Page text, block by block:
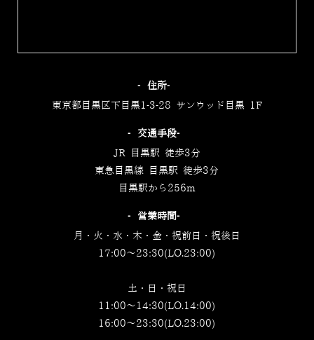
‐住所‐
東京都目黒区下目黒1-3-28 サンウッド目黒 1F
‐交通手段‐
JR 目黒駅 徒歩3分
東急目黒線 目黒駅 徒歩3分
目黒駅から256m
‐営業時間‐
月・火・水・木・金・祝前日・祝後日
17:00～23:30(LO.23:00)
土・日・祝日
11:00～14:30(LO.14:00)
16:00～23:30(LO.23:00)